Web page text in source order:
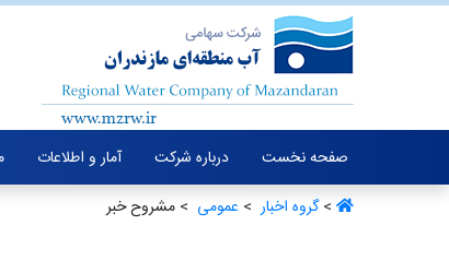
صفحه نخست درباره شرکت آمار و اطلاعات
>گروه اخبار ‏ > عمومی ‏ > مشروح خبر